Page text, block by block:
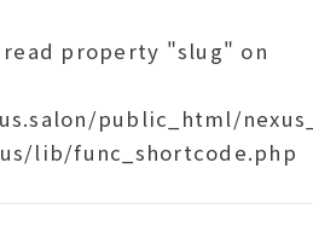
property "slug" on
public_html/
lib/func_shortcode.php